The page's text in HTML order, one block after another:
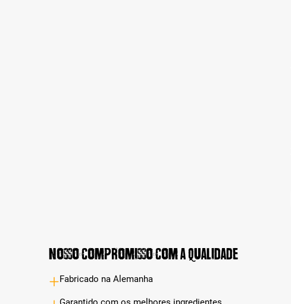
Nosso compromisso com a qualidade
Fabricado na Alemanha